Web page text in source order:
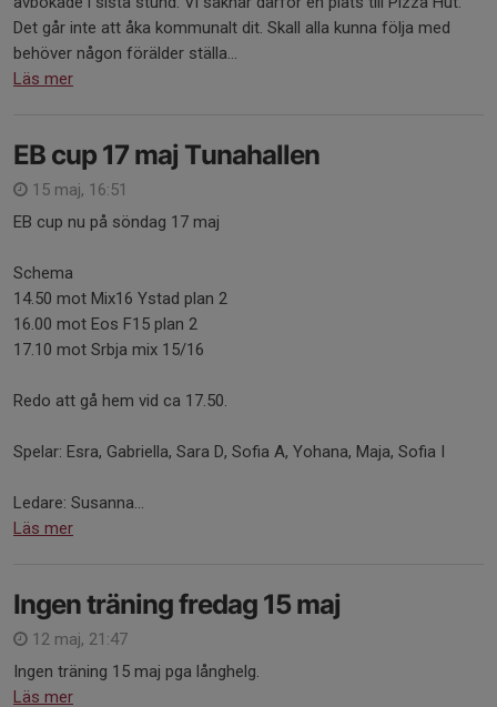
Det går inte att åka kommunalt dit. Skall alla kunna följa med
behöver någon förälder ställa...
Läs mer
EB cup 17 maj Tunahallen
15 maj, 16:51
EB cup nu på söndag 17 maj
Schema
14.50 mot Mix16 Ystad plan 2
16.00 mot Eos F15 plan 2
17.10 mot Srbja mix 15/16
Redo att gå hem vid ca 17.50.
Spelar: Esra, Gabriella, Sara D, Sofia A, Yohana, Maja, Sofia I
Ledare: Susanna...
Läs mer
Ingen träning fredag 15 maj
12 maj, 21:47
Ingen träning 15 maj pga långhelg.
Läs mer